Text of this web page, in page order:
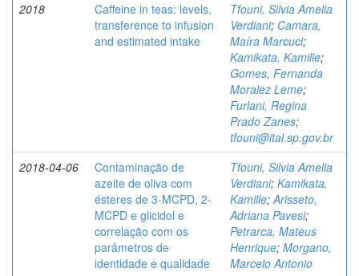
2018
Caffeine in teas: levels,
transference to infusion
and estimated intake
Tfouni, Silvia Amelia
Verdiani; Camara,
Maíra Marcuci;
Kamikata, Kamille;
Gomes, Fernanda
Moralez Leme;
Furlani, Regina
Prado Zanes;
tfouni@ital.sp.gov.br
2018-04-06
Contaminação de
azeite de oliva com
ésteres de 3-MCPD, 2-
MCPD e glicidol e
correlação com os
parâmetros de
identidade e qualidade
Tfouni, Silvia Amelia
Verdiani; Kamikata,
Kamille;Arisseto,
Adriana Pavesi;
Petrarca, Mateus
Henrique; Morgano,
Marcelo Antonio